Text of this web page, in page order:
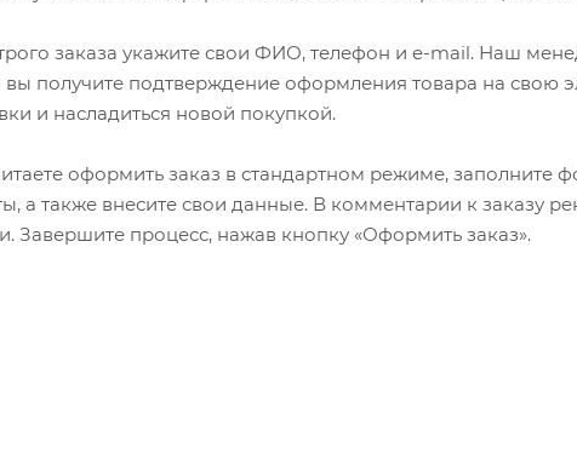
заказа укажите свои ФИО, телефон и e-mail. Наш
вы получите подтверждение оформления товара на свою
и насладиться новой покупкой.
оформить заказ в стандартном режиме, заполните
а также внесите свои данные. В комментарии к заказу
Завершите процесс, нажав кнопку «Оформить заказ».